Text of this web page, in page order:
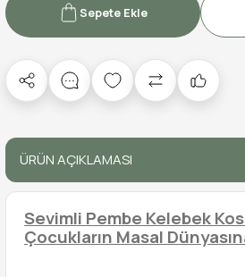
Sepete Ekle
ÜRÜN AÇIKLAMASI
Sevimli Pembe Kelebek
Çocukların Masal